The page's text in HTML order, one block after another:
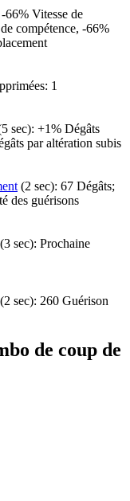
66% Vitesse de
compétence, -66%
1
sec): +1% Dégâts
par altération subis
(2 sec): 67 Dégâts;
des guérisons
sec): Prochaine
(2 sec): 260 Guérison
de coup de